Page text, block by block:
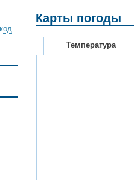
Карты погоды
Температура